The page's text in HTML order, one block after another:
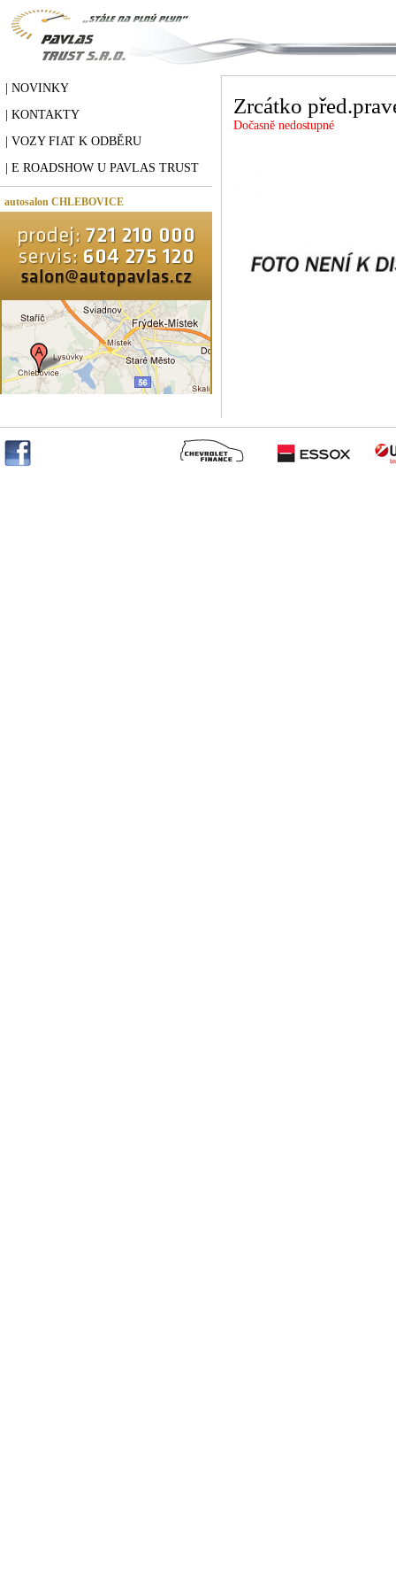
| NOVINKY
| KONTAKTY
| VOZY FIAT K ODBĚRU
| E ROADSHOW U PAVLAS TRUST
autosalon CHLEBOVICE
Zrcátko
Dočasně nedostupné